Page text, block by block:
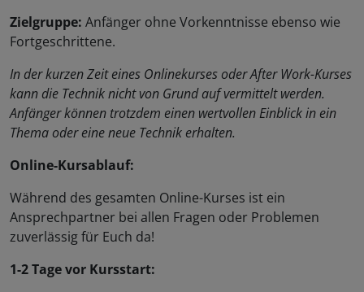
Zielgruppe: Anfänger ohne Vorkenntnisse ebenso wie
Fortgeschrittene.
In der kurzen Zeit eines Onlinekurses oder After Work-Kurses
kann die Technik nicht von Grund auf vermittelt werden.
Anfänger können trotzdem einen wertvollen Einblick in ein
Thema oder eine neue Technik erhalten.
Online-Kursablauf:
Während des gesamten Online-Kurses ist ein
Ansprechpartner bei allen Fragen oder Problemen
zuverlässig für Euch da!
1-2 Tage vor Kursstart: